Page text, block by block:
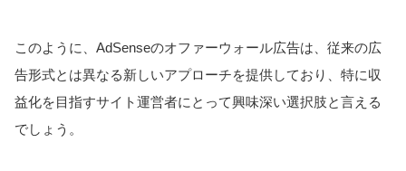
このように、AdSenseのオファーウォール広告は、従来の広
告形式とは異なる新しいアプローチを提供しており、特に収
益化を目指すサイト運営者にとって興味深い選択肢と言える
でしょう。